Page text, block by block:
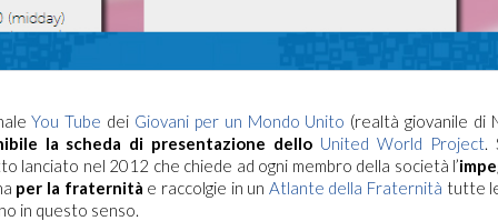
You Tube dei Giovani per un Mondo Unito (realtà giovanile di
la scheda di presentazione dello United World Project.
lanciato nel 2012 che chiede ad ogni membro della società l’
per la fraternità e raccolgie in un Atlante della Fraternità tutte
in questo senso.